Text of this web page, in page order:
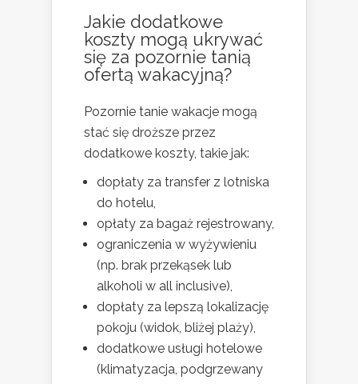
Jakie dodatkowe
koszty mogą ukrywać
się za pozornie tanią
ofertą wakacyjną?
Pozornie tanie wakacje mogą
stać się droższe przez
dodatkowe koszty, takie jak:
dopłaty za transfer z lotniska
do hotelu,
opłaty za bagaż rejestrowany,
ograniczenia w wyżywieniu
(np. brak przekąsek lub
alkoholi w all inclusive),
dopłaty za lepszą lokalizację
pokoju (widok, bliżej plaży),
dodatkowe usługi hotelowe
(klimatyzacja, podgrzewany